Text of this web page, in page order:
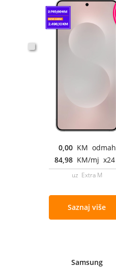
0,00 KM odmah
84,98 KM/mj x24
uz Extra M
Saznaj više
Samsung